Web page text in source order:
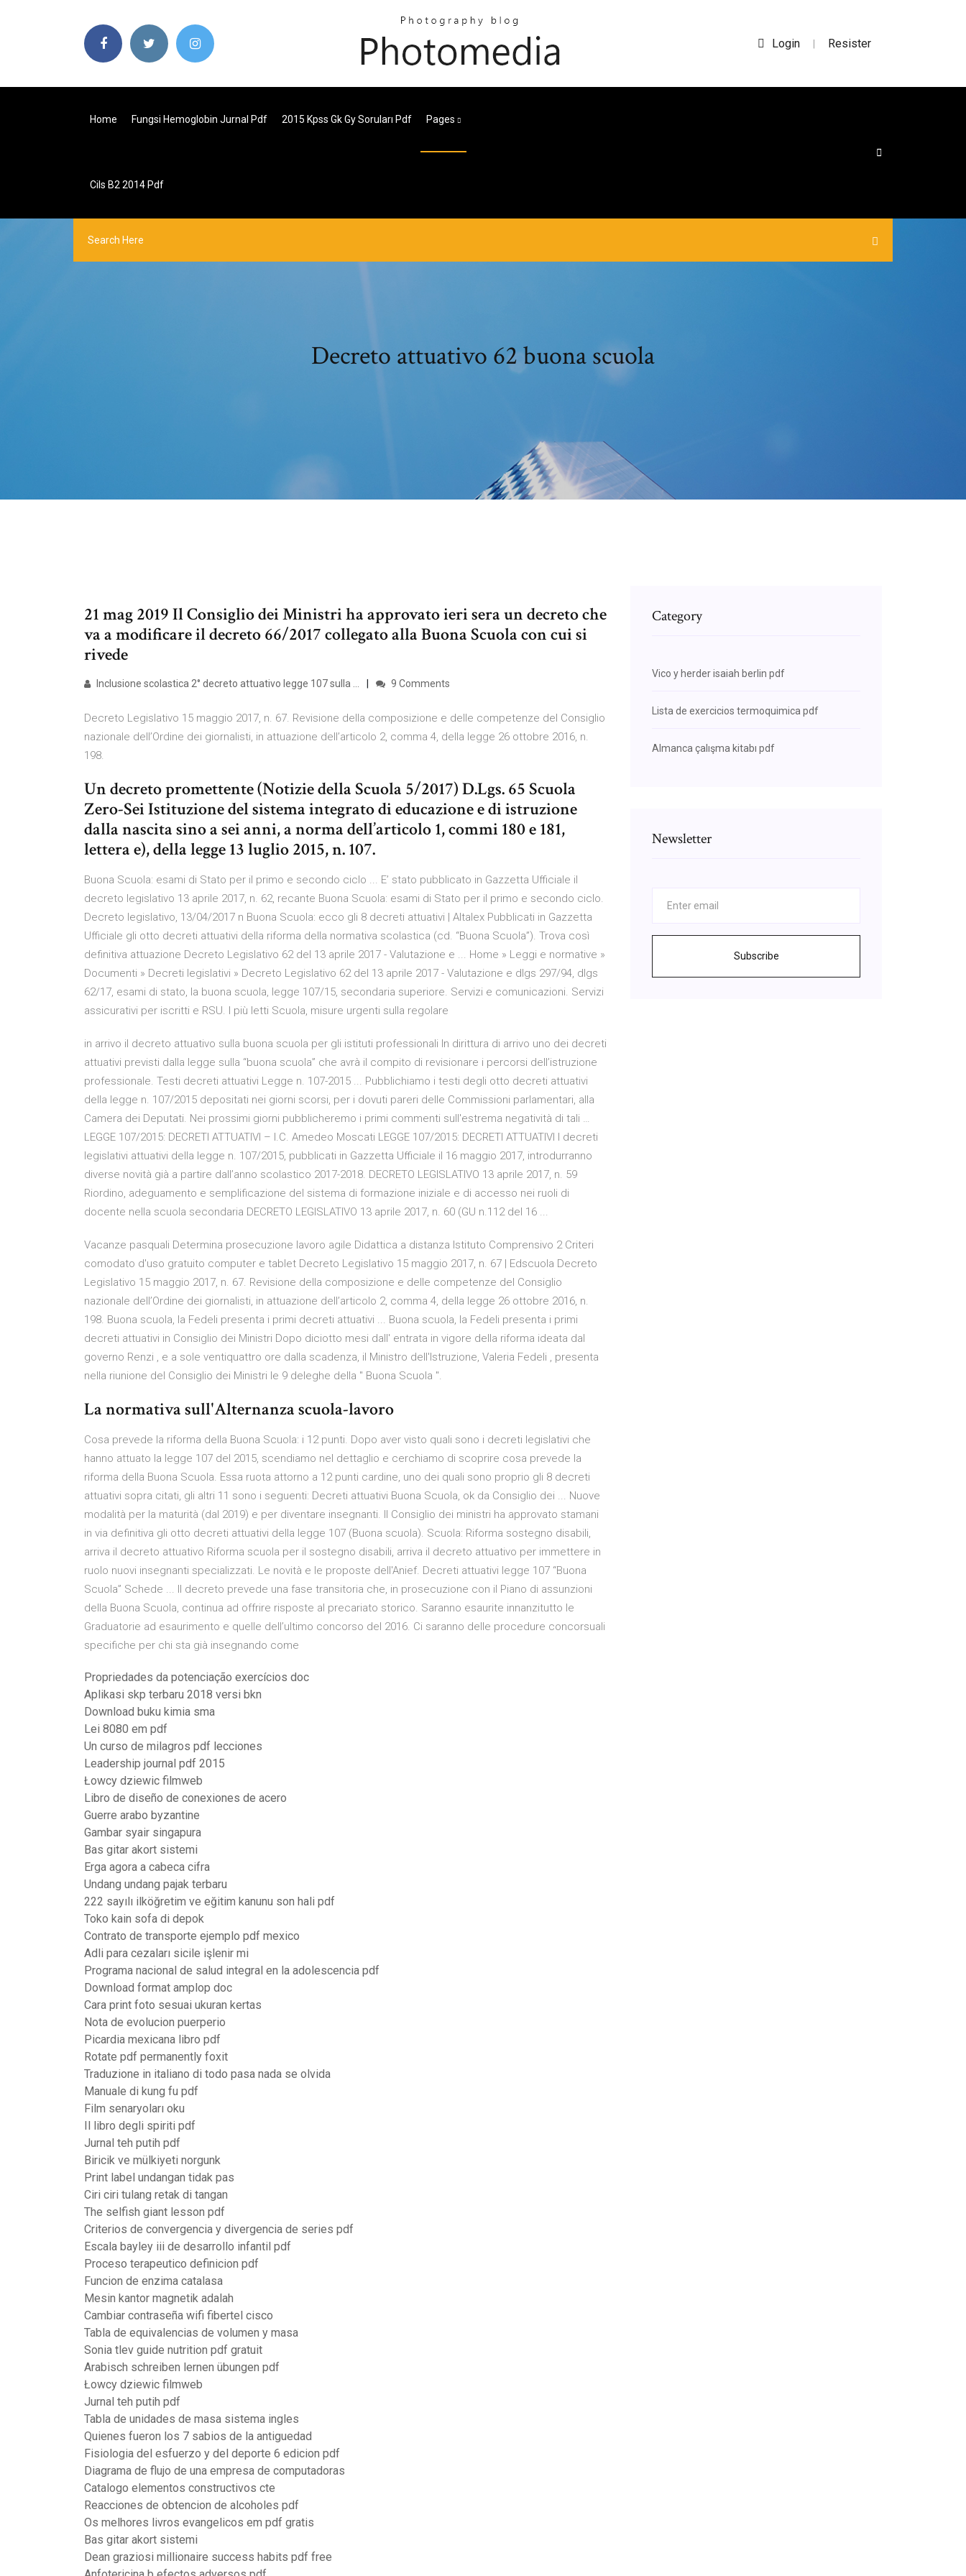
Login | Resister
Home Fungsi Hemoglobin Jurnal Pdf 2015 Kpss Gk Gy Soruları Pdf Pages
Cils B2 2014 Pdf
Decreto attuativo 62 buona scuola
21 mag 2019 Il Consiglio dei Ministri ha approvato ieri sera un decreto che
va a modificare il decreto 66/2017 collegato alla Buona Scuola con cui si
rivede
Inclusione scolastica 2° decreto attuativo legge 107 sulla ... 9 Comments
Decreto Legislativo 15 maggio 2017, n. 67. Revisione della composizione e delle competenze del Consiglio
nazionale dell’Ordine dei giornalisti, in attuazione dell’articolo 2, comma 4, della legge 26 ottobre 2016, n.
198.
Un decreto promettente (Notizie della Scuola 5/2017) D.Lgs. 65 Scuola
Zero-Sei Istituzione del sistema integrato di educazione e di istruzione
dalla nascita sino a sei anni, a norma dell’articolo 1, commi 180 e 181,
lettera e), della legge 13 luglio 2015, n. 107.
Buona Scuola: esami di Stato per il primo e secondo ciclo ... E’ stato pubblicato in Gazzetta Ufficiale il
decreto legislativo 13 aprile 2017, n. 62, recante Buona Scuola: esami di Stato per il primo e secondo ciclo.
Decreto legislativo, 13/04/2017 n Buona Scuola: ecco gli 8 decreti attuativi | Altalex Pubblicati in Gazzetta
Ufficiale gli otto decreti attuativi della riforma della normativa scolastica (cd. “Buona Scuola”). Trova così
definitiva attuazione Decreto Legislativo 62 del 13 aprile 2017 - Valutazione e ... Home » Leggi e normative »
Documenti » Decreti legislativi » Decreto Legislativo 62 del 13 aprile 2017 - Valutazione e dlgs 297/94, dlgs
62/17, esami di stato, la buona scuola, legge 107/15, secondaria superiore. Servizi e comunicazioni. Servizi
assicurativi per iscritti e RSU. I più letti Scuola, misure urgenti sulla regolare
in arrivo il decreto attuativo sulla buona scuola per gli istituti professionali In dirittura di arrivo uno dei decreti
attuativi previsti dalla legge sulla “buona scuola” che avrà il compito di revisionare i percorsi dell’istruzione
professionale. Testi decreti attuativi Legge n. 107-2015 ... Pubblichiamo i testi degli otto decreti attuativi
della legge n. 107/2015 depositati nei giorni scorsi, per i dovuti pareri delle Commissioni parlamentari, alla
Camera dei Deputati. Nei prossimi giorni pubblicheremo i primi commenti sull'estrema negatività di tali …
LEGGE 107/2015: DECRETI ATTUATIVI – I.C. Amedeo Moscati LEGGE 107/2015: DECRETI ATTUATIVI I decreti
legislativi attuativi della legge n. 107/2015, pubblicati in Gazzetta Ufficiale il 16 maggio 2017, introdurranno
diverse novità già a partire dall’anno scolastico 2017-2018. DECRETO LEGISLATIVO 13 aprile 2017, n. 59
Riordino, adeguamento e semplificazione del sistema di formazione iniziale e di accesso nei ruoli di
docente nella scuola secondaria DECRETO LEGISLATIVO 13 aprile 2017, n. 60 (GU n.112 del 16 ...
Vacanze pasquali Determina prosecuzione lavoro agile Didattica a distanza Istituto Comprensivo 2 Criteri
comodato d'uso gratuito computer e tablet Decreto Legislativo 15 maggio 2017, n. 67 | Edscuola Decreto
Legislativo 15 maggio 2017, n. 67. Revisione della composizione e delle competenze del Consiglio
nazionale dell’Ordine dei giornalisti, in attuazione dell’articolo 2, comma 4, della legge 26 ottobre 2016, n.
198. Buona scuola, la Fedeli presenta i primi decreti attuativi ... Buona scuola, la Fedeli presenta i primi
decreti attuativi in Consiglio dei Ministri Dopo diciotto mesi dall' entrata in vigore della riforma ideata dal
governo Renzi , e a sole ventiquattro ore dalla scadenza, il Ministro dell'Istruzione, Valeria Fedeli , presenta
nella riunione del Consiglio dei Ministri le 9 deleghe della " Buona Scuola ".
La normativa sull'Alternanza scuola-lavoro
Cosa prevede la riforma della Buona Scuola: i 12 punti. Dopo aver visto quali sono i decreti legislativi che
hanno attuato la legge 107 del 2015, scendiamo nel dettaglio e cerchiamo di scoprire cosa prevede la
riforma della Buona Scuola. Essa ruota attorno a 12 punti cardine, uno dei quali sono proprio gli 8 decreti
attuativi sopra citati, gli altri 11 sono i seguenti: Decreti attuativi Buona Scuola, ok da Consiglio dei ... Nuove
modalità per la maturità (dal 2019) e per diventare insegnanti. Il Consiglio dei ministri ha approvato stamani
in via definitiva gli otto decreti attuativi della legge 107 (Buona scuola). Scuola: Riforma sostegno disabili,
arriva il decreto attuativo Riforma scuola per il sostegno disabili, arriva il decreto attuativo per immettere in
ruolo nuovi insegnanti specializzati. Le novità e le proposte dell'Anief. Decreti attuativi legge 107 “Buona
Scuola” Schede ... Il decreto prevede una fase transitoria che, in prosecuzione con il Piano di assunzioni
della Buona Scuola, continua ad offrire risposte al precariato storico. Saranno esaurite innanzitutto le
Graduatorie ad esaurimento e quelle dell’ultimo concorso del 2016. Ci saranno delle procedure concorsuali
specifiche per chi sta già insegnando come
Propriedades da potenciação exercícios doc
Aplikasi skp terbaru 2018 versi bkn
Download buku kimia sma
Lei 8080 em pdf
Un curso de milagros pdf lecciones
Leadership journal pdf 2015
Łowcy dziewic filmweb
Libro de diseño de conexiones de acero
Guerre arabo byzantine
Gambar syair singapura
Bas gitar akort sistemi
Erga agora a cabeca cifra
Undang undang pajak terbaru
222 sayılı ilköğretim ve eğitim kanunu son hali pdf
Toko kain sofa di depok
Contrato de transporte ejemplo pdf mexico
Adli para cezaları sicile işlenir mi
Programa nacional de salud integral en la adolescencia pdf
Download format amplop doc
Cara print foto sesuai ukuran kertas
Nota de evolucion puerperio
Picardia mexicana libro pdf
Rotate pdf permanently foxit
Traduzione in italiano di todo pasa nada se olvida
Manuale di kung fu pdf
Film senaryoları oku
Il libro degli spiriti pdf
Jurnal teh putih pdf
Biricik ve mülkiyeti norgunk
Print label undangan tidak pas
Ciri ciri tulang retak di tangan
The selfish giant lesson pdf
Criterios de convergencia y divergencia de series pdf
Escala bayley iii de desarrollo infantil pdf
Proceso terapeutico definicion pdf
Funcion de enzima catalasa
Mesin kantor magnetik adalah
Cambiar contraseña wifi fibertel cisco
Tabla de equivalencias de volumen y masa
Sonia tlev guide nutrition pdf gratuit
Arabisch schreiben lernen übungen pdf
Łowcy dziewic filmweb
Jurnal teh putih pdf
Tabla de unidades de masa sistema ingles
Quienes fueron los 7 sabios de la antiguedad
Fisiologia del esfuerzo y del deporte 6 edicion pdf
Diagrama de flujo de una empresa de computadoras
Catalogo elementos constructivos cte
Reacciones de obtencion de alcoholes pdf
Os melhores livros evangelicos em pdf gratis
Bas gitar akort sistemi
Dean graziosi millionaire success habits pdf free
Category
Vico y herder isaiah berlin pdf
Lista de exercicios termoquimica pdf
Almanca çalışma kitabı pdf
Newsletter
Subscribe